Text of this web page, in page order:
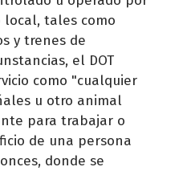
tales como
y trenes de
el DOT
como "cualquier
u otro animal
para trabajar o
de una persona
donde se